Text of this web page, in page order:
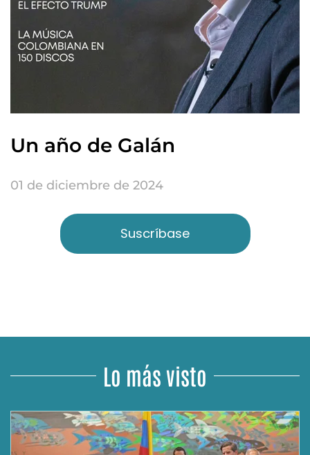
Un año de Galán
01 de diciembre de 2024
Suscríbase
Lo más visto